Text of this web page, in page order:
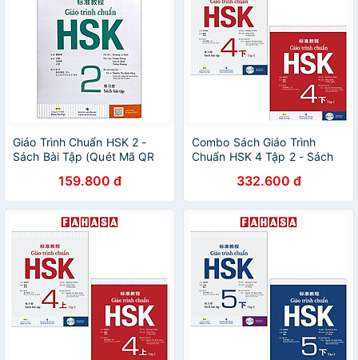
Giáo Trình Chuẩn HSK 2 -
Sách Bài Tập (Quét Mã QR
159.800 đ
Combo Sách Giáo Trình
Chuẩn HSK 4 Tập 2 - Sách
332.600 đ